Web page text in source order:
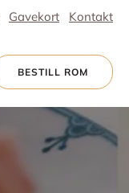
Gavekort Kontakt
BESTILL ROM